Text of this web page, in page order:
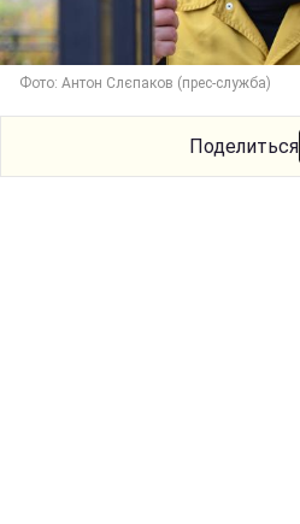
Фото: Антон Слєпаков (прес-служба)
Поделиться